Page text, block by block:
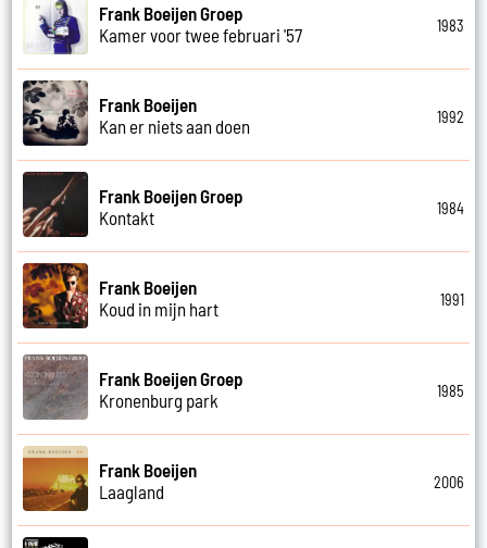
Frank Boeijen Groep
Kamer voor twee februari '57
1983
Frank Boeijen
Kan er niets aan doen
1992
Frank Boeijen Groep
Kontakt
1984
Frank Boeijen
Koud in mijn hart
1991
Frank Boeijen Groep
Kronenburg park
1985
Frank Boeijen
Laagland
2006